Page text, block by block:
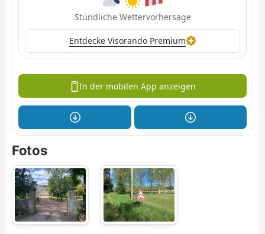
Stündliche Wettervorhersage
Entdecke Visorando Premium
In der mobilen App anzeigen
Fotos